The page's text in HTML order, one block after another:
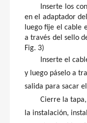
Inserte los
en el adaptador
luego fije el cable
a través del sello
Fig. 3)
Inserte el
y luego páselo a
salida para sacar
Cierre la
la instalación,